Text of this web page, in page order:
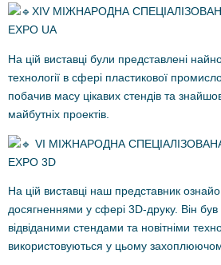
XIV МІЖНАРОДНА
EXPO UA
На цій виставці були представлені
технології в сфері пластикової
побачив масу цікавих стендів та
майбутніх проектів.
VI МІЖНАРОДНА
EXPO 3D
На цій виставці наш представник
досягненнями у сфері 3D-друку. Він
відвіданими стендами та новітніми
використовуються у цьому